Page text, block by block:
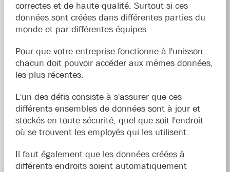
correctes et de haute qualité. Surtout si ces
données sont créées dans différentes parties du
monde et par différentes équipes.
Pour que votre entreprise fonctionne à l'unisson,
chacun doit pouvoir accéder aux mêmes données,
les plus récentes.
L'un des défis consiste à s'assurer que ces
différents ensembles de données sont à jour et
stockés en toute sécurité, quel que soit l'endroit
où se trouvent les employés qui les utilisent.
Il faut également que les données créées à
différents endroits soient automatiquement